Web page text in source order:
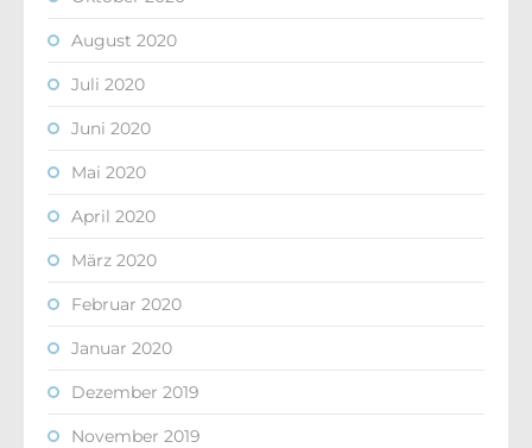
August 2020
Juli 2020
Juni 2020
Mai 2020
April 2020
März 2020
Februar 2020
Januar 2020
Dezember 2019
November 2019